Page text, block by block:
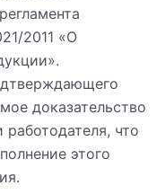
2011 «О
доказательство
что
этого